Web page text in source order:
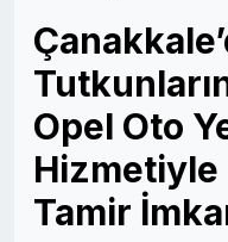
Opel Oto
Hizmetiyle
Tamir